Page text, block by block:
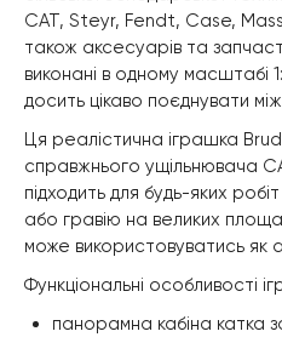
CAT, Steyr, Fendt, Case,
також аксесуарів та
виконані в одному масштабі
досить цікаво поєднувати
Ця реалістична іграшка
справжнього ущільнювача
підходить для будь-яких
або гравію на великих
може використовуватись як
Функціональні особливості
панорамна кабіна катка